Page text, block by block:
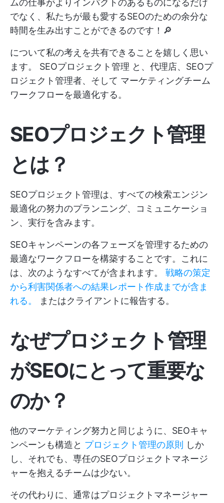
ムの仕事がよりインパクトのあるものになるだけ
でなく、私たちが最も愛するSEOのための余分な
時間を生み出すことができるのです！🔎
について私の考えを共有できることを嬉しく思い
ます。 SEOプロジェクト管理 と、代理店、SEOプ
ロジェクト管理者、そして マーケティングチーム
ワークフローを最適化する。
SEOプロジェクト管理
とは？
SEOプロジェクト管理は、すべての検索エンジン
最適化の努力のプランニング、コミュニケーショ
ン、実行を含みます。
SEOキャンペーンの各フェーズを管理するための
最適なワークフローを構築することです。これに
は、次のようなすべてが含まれます。 戦略の策定
から利害関係者への結果レポート作成までが含ま
れる。
またはクライアントに報告する。
なぜプロジェクト管理
がSEOにとって重要な
のか？
他のマーケティング努力と同じように、SEOキャ
ンペーンも構造と プロジェクト管理の原則
しか
し、それでも、専任のSEOプロジェクトマネージ
ャーを抱えるチームは少ない。
その代わりに、通常はプロジェクトマネージャー